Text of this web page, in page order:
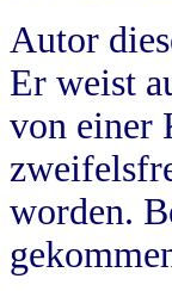
Autor
Er weist
von einer
worden.